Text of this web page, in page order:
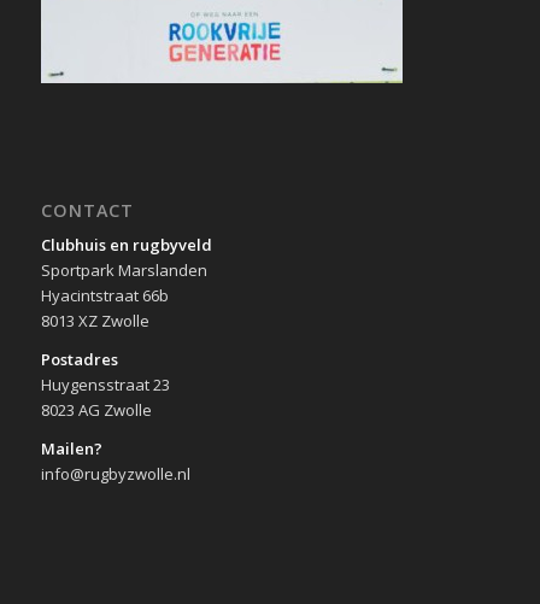
CONTACT
Clubhuis en rugbyveld
Sportpark Marslanden
Hyacintstraat 66b
8013 XZ Zwolle
Postadres
Huygensstraat 23
8023 AG Zwolle
Mailen?
info@rugbyzwolle.nl